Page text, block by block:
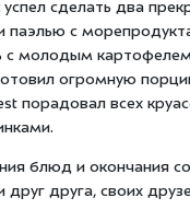
успел сделать два
паэлью с
с молодым картофелем
огромную
порадовал всех
блюд и окончания
друг друга, своих